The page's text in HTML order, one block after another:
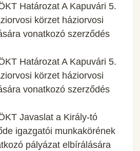
Határozat A Kapuvári 5.
körzet háziorvosi
vonatkozó szerződés
Határozat A Kapuvári 5.
körzet háziorvosi
vonatkozó szerződés
Javaslat a Király-tó
igazgatói munkakörének
pályázat elbírálására